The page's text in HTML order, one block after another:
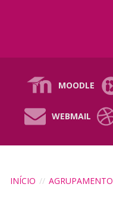
MOODLE
WEBMAIL
INÍCIO // AGRUPAMENTO